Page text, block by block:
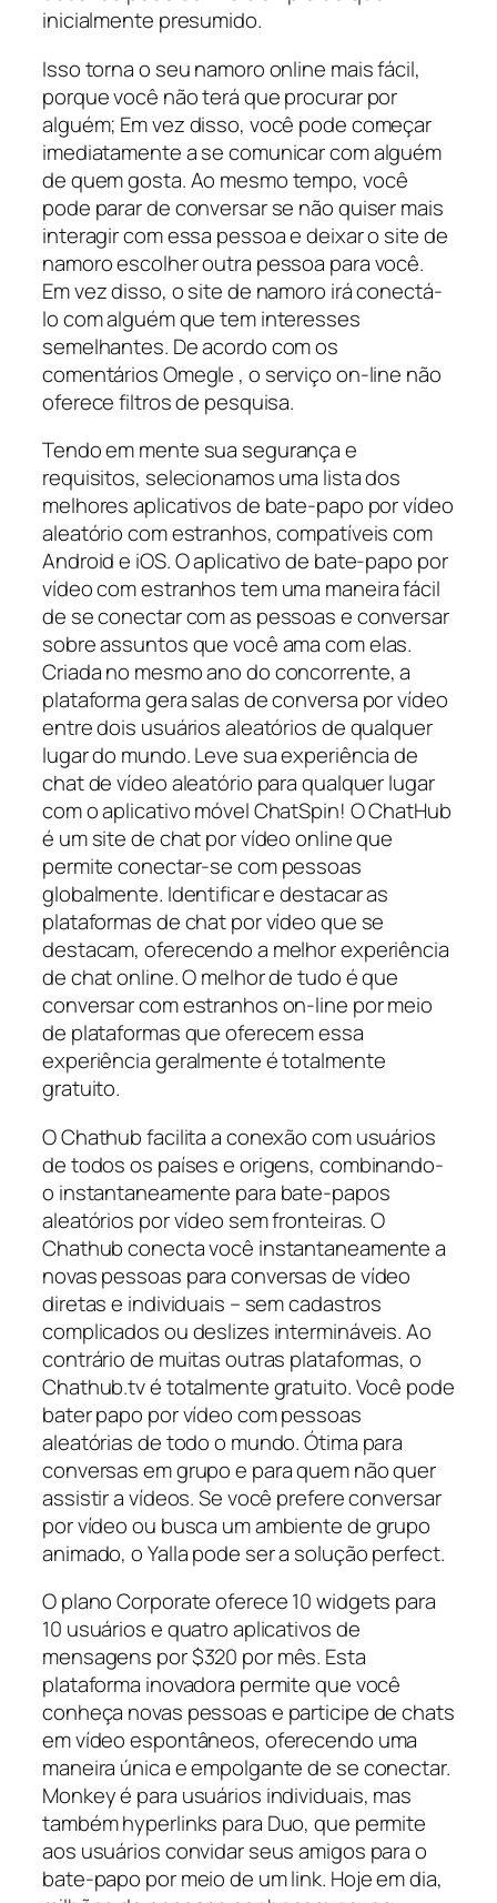
inicialmente presumido.
Isso torna o seu namoro online mais fácil,
porque você não terá que procurar por
alguém; Em vez disso, você pode começar
imediatamente a se comunicar com alguém
de quem gosta. Ao mesmo tempo, você
pode parar de conversar se não quiser mais
interagir com essa pessoa e deixar o site de
namoro escolher outra pessoa para você.
Em vez disso, o site de namoro irá conectá-
lo com alguém que tem interesses
semelhantes. De acordo com os
comentários Omegle , o serviço on-line não
oferece filtros de pesquisa.
Tendo em mente sua segurança e
requisitos, selecionamos uma lista dos
melhores aplicativos de bate-papo por vídeo
aleatório com estranhos, compatíveis com
Android e iOS. O aplicativo de bate-papo por
vídeo com estranhos tem uma maneira fácil
de se conectar com as pessoas e conversar
sobre assuntos que você ama com elas.
Criada no mesmo ano do concorrente, a
plataforma gera salas de conversa por vídeo
entre dois usuários aleatórios de qualquer
lugar do mundo. Leve sua experiência de
chat de vídeo aleatório para qualquer lugar
com o aplicativo móvel ChatSpin! O ChatHub
é um site de chat por vídeo online que
permite conectar-se com pessoas
globalmente. Identificar e destacar as
plataformas de chat por vídeo que se
destacam, oferecendo a melhor experiência
de chat online. O melhor de tudo é que
conversar com estranhos on-line por meio
de plataformas que oferecem essa
experiência geralmente é totalmente
gratuito.
O Chathub facilita a conexão com usuários
de todos os países e origens, combinando-
o instantaneamente para bate-papos
aleatórios por vídeo sem fronteiras. O
Chathub conecta você instantaneamente a
novas pessoas para conversas de vídeo
diretas e individuais – sem cadastros
complicados ou deslizes intermináveis. Ao
contrário de muitas outras plataformas, o
Chathub.tv é totalmente gratuito. Você pode
bater papo por vídeo com pessoas
aleatórias de todo o mundo. Ótima para
conversas em grupo e para quem não quer
assistir a vídeos. Se você prefere conversar
por vídeo ou busca um ambiente de grupo
animado, o Yalla pode ser a solução perfect.
O plano Corporate oferece 10 widgets para
10 usuários e quatro aplicativos de
mensagens por $320 por mês. Esta
plataforma inovadora permite que você
conheça novas pessoas e participe de chats
em vídeo espontâneos, oferecendo uma
maneira única e empolgante de se conectar.
Monkey é para usuários individuais, mas
também hyperlinks para Duo, que permite
aos usuários convidar seus amigos para o
bate-papo por meio de um link. Hoje em dia,